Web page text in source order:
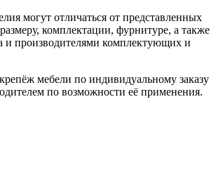
могут отличаться от представленных
комплектации, фурнитуре, а также
и производителями комплектующих и
мебели по индивидуальному заказу
по возможности её применения.